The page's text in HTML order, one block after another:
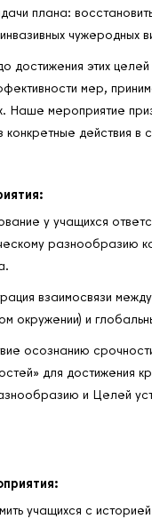
плана:
чужеродных
достижения этих
мер,
Наше мероприятие
действия в
у учащихся
разнообразию
взаимосвязи
окружении) и
осознанию
для достижения
и Целей
учащихся с